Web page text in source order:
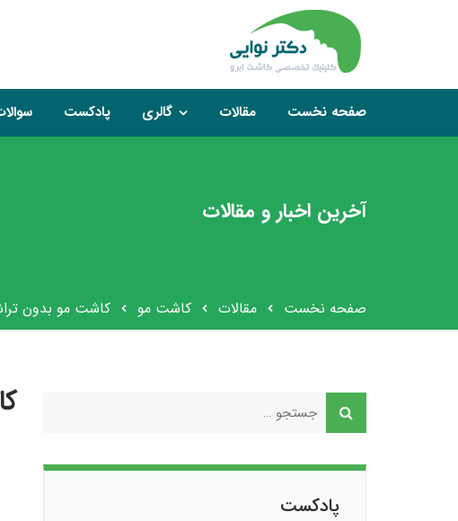
صفحه نخست مقالات گالری پادکست
آخرین اخبار و مقالات
صفحه نخست مقالات کاشت مو کاشت مو بدون
پادکست